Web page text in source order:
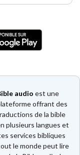
audio est une
offrant des
de la bible
plusieurs langues et
services bibliques
le monde peut lire